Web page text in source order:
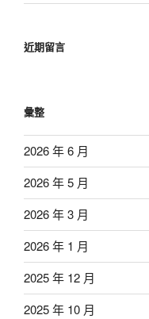
近期留言
彙整
2026 年 6 月
2026 年 5 月
2026 年 3 月
2026 年 1 月
2025 年 12 月
2025 年 10 月